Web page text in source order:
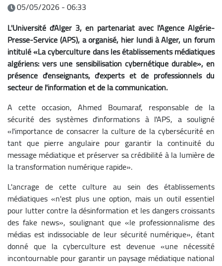
05/05/2026 - 06:33
L'Université d'Alger 3, en partenariat avec l'Agence Algérie-
Presse-Service (APS), a organisé, hier lundi à Alger, un forum
intitulé «La cyberculture dans les établissements médiatiques
algériens: vers une sensibilisation cybernétique durable», en
présence d'enseignants, d'experts et de professionnels du
secteur de l'information et de la communication.
A cette occasion, Ahmed Boumaraf, responsable de la
sécurité des systèmes d'informations à l'APS, a souligné
«l'importance de consacrer la culture de la cybersécurité en
tant que pierre angulaire pour garantir la continuité du
message médiatique et préserver sa crédibilité à la lumière de
la transformation numérique rapide».
L'ancrage de cette culture au sein des établissements
médiatiques «n'est plus une option, mais un outil essentiel
pour lutter contre la désinformation et les dangers croissants
des fake news», soulignant que «le professionnalisme des
médias est indissociable de leur sécurité numérique», étant
donné que la cyberculture est devenue «une nécessité
incontournable pour garantir un paysage médiatique national